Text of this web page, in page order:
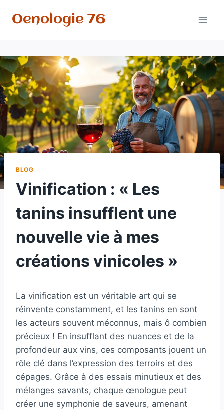
Oenologie 76
BLOG
Vinification : « Les
tanins insufflent une
nouvelle vie à mes
créations vinicoles »
La vinification est un véritable art qui se
réinvente constamment, et les tanins en sont
les acteurs souvent méconnus, mais ô combien
précieux ! En insufflant des nuances et de la
profondeur aux vins, ces composants jouent un
rôle clé dans l’expression des terroirs et des
cépages. Grâce à des essais minutieux et des
mélanges savants, chaque œnologue peut
créer une symphonie de saveurs, amenant